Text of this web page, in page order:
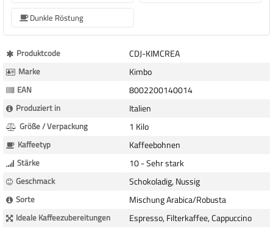
Dunkle Röstung
Mehr
Informationen
Produktcode CDJ-KIMCREA
Marke Kimbo
EAN 8002200140014
Produziert in Italien
Größe / Verpackung 1 Kilo
Kaffeetyp Kaffeebohnen
Stärke 10 - Sehr stark
Geschmack Schokoladig, Nussig
Sorte Mischung Arabica/Robusta
Ideale Kaffeezubereitungen Espresso, Filterkaffee, Cappuccino